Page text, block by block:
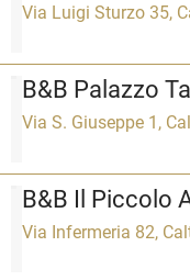
Via Luigi Sturzo 35,
B&B Palazzo
Via S. Giuseppe 1,
B&B Il Piccolo
Via Infermeria 82,